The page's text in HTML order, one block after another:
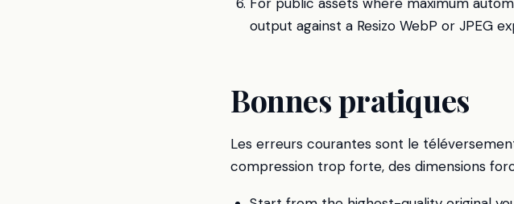
output against a Resizo WebP or JPEG
Bonnes pratiques
Les erreurs courantes sont le
compression trop forte, des dimensions